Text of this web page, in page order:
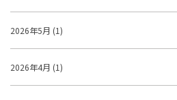
2026年5月 (1)
2026年4月 (1)